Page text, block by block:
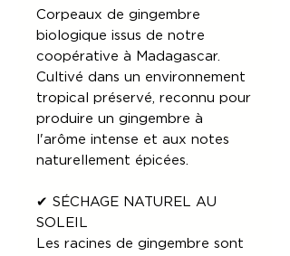
Corpeaux de gingembre
biologique issus de notre
coopérative à Madagascar.
Cultivé dans un environnement
tropical préservé, reconnu pour
produire un gingembre à
l'arôme intense et aux notes
naturellement épicées.
✔ SÉCHAGE NATUREL AU
SOLEIL
Les racines de gingembre sont